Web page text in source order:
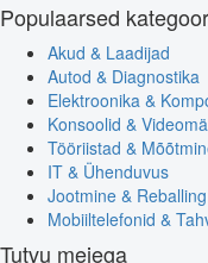
Populaarsed
Akud & Laadijad
Autod & Diagnostika
Elektroonika &
Konsoolid &
Tööriistad &
IT & Ühenduvus
Jootmine & Reballing
Mobiiltelefonid &
Tutvu meiega